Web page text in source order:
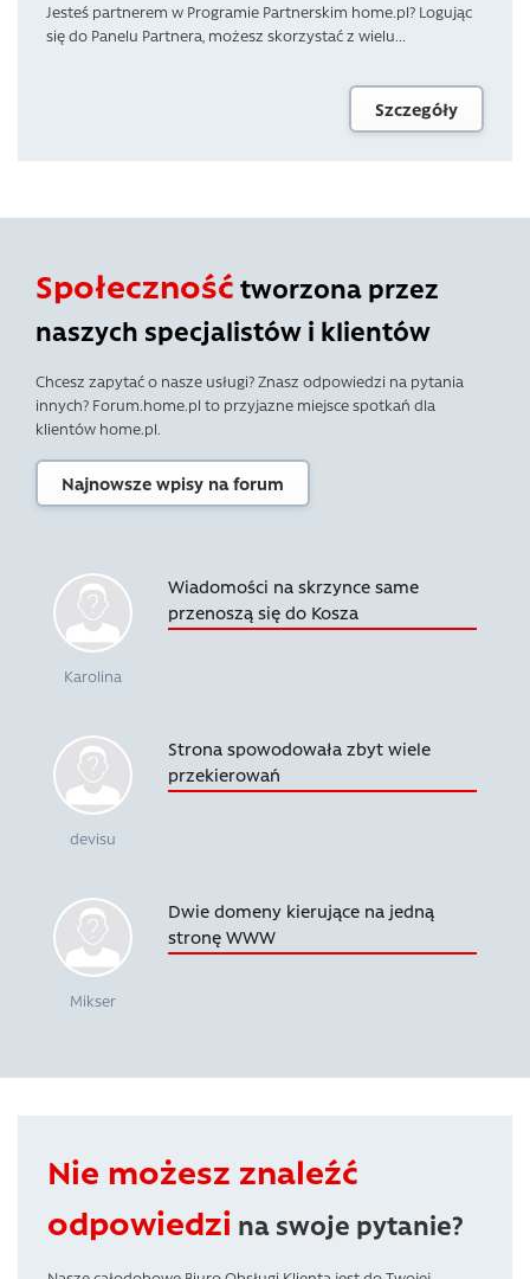
Jesteś partnerem w Programie Partnerskim home.pl? Logując
się do Panelu Partnera, możesz skorzystać z wielu...
Szczegóły
Społeczność tworzona przez
naszych specjalistów i klientów
Chcesz zapytać o nasze usługi? Znasz odpowiedzi na pytania
innych? Forum.home.pl to przyjazne miejsce spotkań dla
klientów home.pl.
Najnowsze wpisy na forum
Karolina
Wiadomości na skrzynce same
przenoszą się do Kosza
devisu
Strona spowodowała zbyt wiele
przekierowań
Mikser
Dwie domeny kierujące na jedną
stronę WWW
Nie możesz znaleźć
odpowiedzi na swoje pytanie?